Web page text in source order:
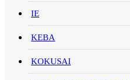
IE
KEBA
KOKUSAI